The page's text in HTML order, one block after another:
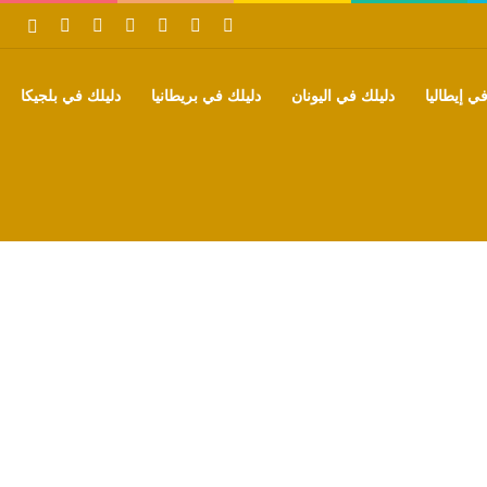
فيسبوك بينتيريست‫YouTube
تيلقرام واتساب
إيطاليا دليلك في اليونان دليلك في بريطانيا دليلك في بلجيكا